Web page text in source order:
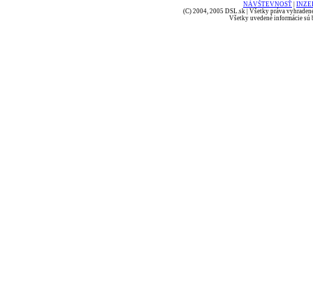
NÁVŠTEVNOSŤ
(C) 2004, 2005 DSL.sk | Všetky práva
Všetky uvedené informácie sú